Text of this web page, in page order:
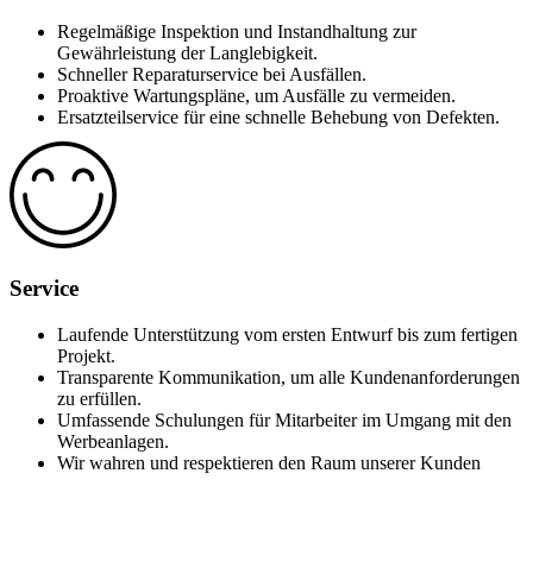
Regelmäßige Inspektion und Instandhaltung zur
Gewährleistung der Langlebigkeit.
Schneller Reparaturservice bei Ausfällen.
Proaktive Wartungspläne, um Ausfälle zu vermeiden.
Ersatzteilservice für eine schnelle Behebung von Defekten.
Service
Laufende Unterstützung vom ersten Entwurf bis zum fertigen
Projekt.
Transparente Kommunikation, um alle Kundenanforderungen
zu erfüllen.
Umfassende Schulungen für Mitarbeiter im Umgang mit den
Werbeanlagen.
Wir wahren und respektieren den Raum unserer Kunden